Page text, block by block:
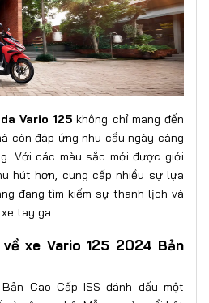
Vario 125 không chỉ mang đến
còn đáp ứng nhu cầu ngày càng
Với các màu sắc mới được giới
hút hơn, cung cấp nhiều sự lựa
đang tìm kiếm sự thanh lịch và
tay ga.
xe Vario 125 2024 Bản
Cao Cấp ISS đánh dấu một